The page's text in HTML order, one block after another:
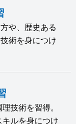
や、歴史ある
術を身につけ
技術を習得。
ルを身につけ